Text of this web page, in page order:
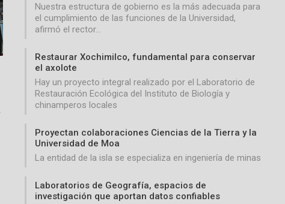
Nuestra estructura de gobierno es la más adecuada para
el cumplimiento de las funciones de la Universidad,
afirmó el rector…
Restaurar Xochimilco, fundamental para conservar
el axolote
Hay un proyecto integral realizado por el Laboratorio de
Restauración Ecológica del Instituto de Biología y
chinamperos locales
Proyectan colaboraciones Ciencias de la Tierra y la
Universidad de Moa
La entidad de la isla se especializa en ingeniería de minas
Laboratorios de Geografía, espacios de
investigación que aportan datos confiables